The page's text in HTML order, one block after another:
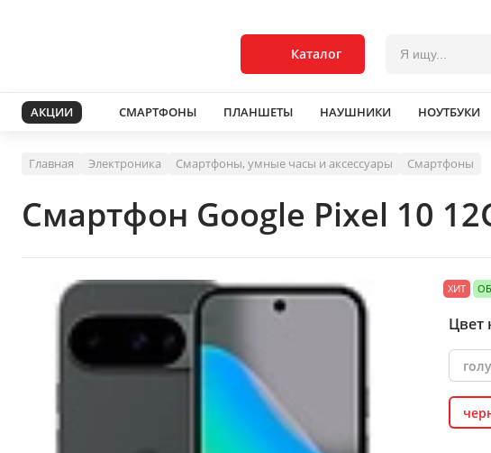
Каталог
АКЦИИ СМАРТФОНЫ ПЛАНШЕТЫ НАУШНИКИ НОУТБУКИ
Главная Электроника Смартфоны, умные часы и аксессуары Смартфоны
Смартфон Google Pixel 10
ХИТ
Цвет